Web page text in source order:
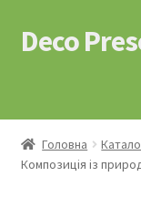
Перейти
до
Перейти
до
Deco
Головна
Композиція із